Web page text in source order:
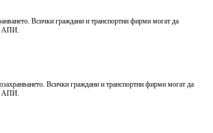
Всички граждани и транспортни фирми могат да
АПИ.
Всички граждани и транспортни фирми могат да
АПИ.